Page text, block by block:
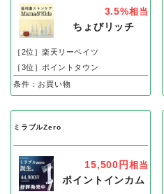
3.5%相当
ちょびリッチ
［2位］楽天リーベイツ
［3位］ポイントタウン
条件：お買い物
ミラブルZero
15,500円 相当
ポイントインカム